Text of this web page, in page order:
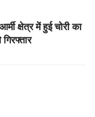
क्षेत्र में हुई चोरी का